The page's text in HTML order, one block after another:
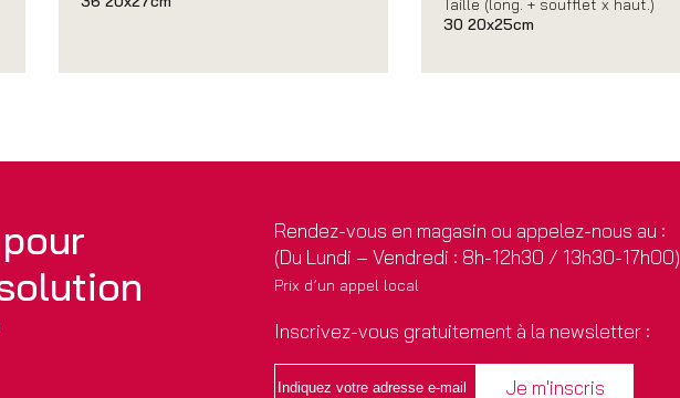
30 20x25cm
Rendez-vous en magasin ou appelez-nous au :
(Du Lundi – Vendredi : 8h-12h30 / 13h30-17h00)
Prix d’un appel local
Inscrivez-vous gratuitement à la newsletter :